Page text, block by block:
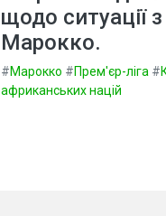
щодо ситуації з
Марокко.
#Марокко #Прем'єр-ліга #
африканських націй